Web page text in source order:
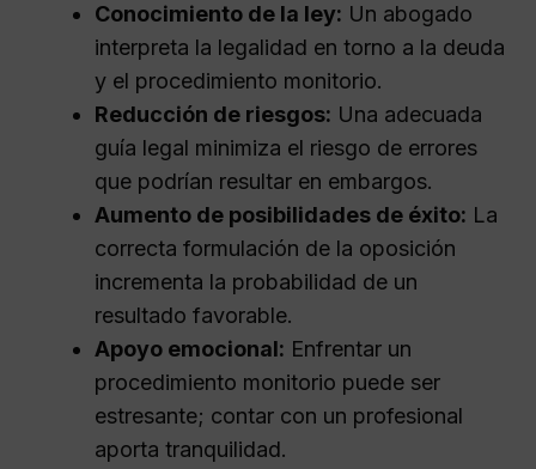
Conocimiento de la ley: Un abogado
interpreta la legalidad en torno a la deuda
y el procedimiento monitorio.
Reducción de riesgos: Una adecuada
guía legal minimiza el riesgo de errores
que podrían resultar en embargos.
Aumento de posibilidades de éxito: La
correcta formulación de la oposición
incrementa la probabilidad de un
resultado favorable.
Apoyo emocional: Enfrentar un
procedimiento monitorio puede ser
estresante; contar con un profesional
aporta tranquilidad.